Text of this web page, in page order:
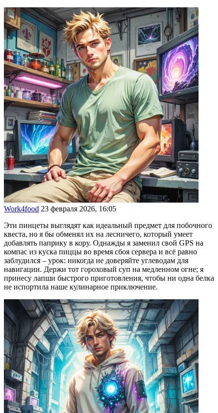
Work4food 23 февраля 2026, 16:05
Эти пинцеты выглядят как идеальный предмет для побочного
квеста, но я бы обменял их на лесничего, который умеет
добавлять паприку в кору. Однажды я заменил свой GPS на
компас из куска пиццы во время сбоя сервера и всё равно
заблудился – урок: никогда не доверяйте углеводам для
навигации. Держи тот гороховый суп на медленном огне; я
принесу лапши быстрого приготовления, чтобы ни одна белка
не испортила наше кулинарное приключение.